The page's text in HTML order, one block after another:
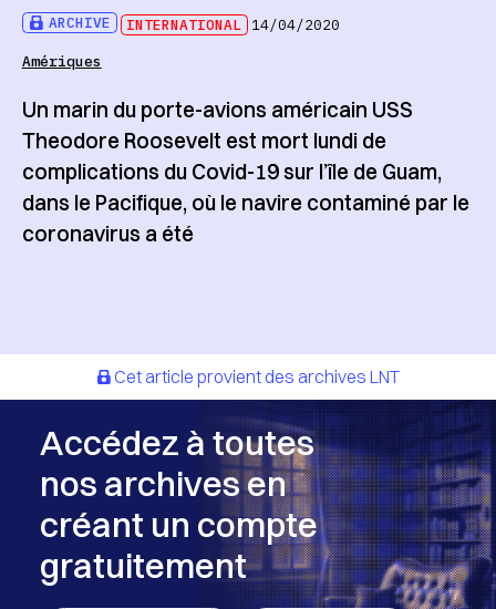
ARCHIVE INTERNATIONAL 14/04/2020
Amériques
Un marin du porte-avions américain USS
Theodore Roosevelt est mort lundi de
complications du Covid-19 sur l’île de Guam,
dans le Pacifique, où le navire contaminé par le
coronavirus a été
Cet article provient des archives LNT
Accédez à toutes
nos archives en
créant un compte
gratuitement